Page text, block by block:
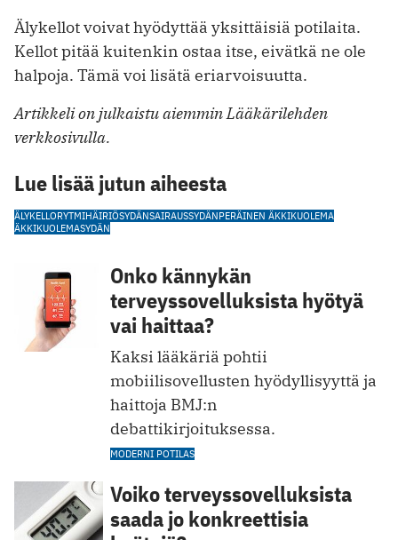
Älykellot voivat hyödyttää yksittäisiä potilaita.
Kellot pitää kuitenkin ostaa itse, eivätkä ne ole
halpoja. Tämä voi lisätä eriarvoisuutta.
Artikkeli on julkaistu aiemmin Lääkärilehden
verkkosivulla.
Lue lisää jutun aiheesta
ÄLYKELLORYTMIHÄIRIÖSYDÄNSAIRAUSSYDÄNPERÄINEN ÄKKIKUOLEMA
ÄKKIKUOLEMASYDÄN
Onko kännykän
terveyssovelluksista hyötyä
vai haittaa?
Kaksi lääkäriä pohtii
mobiilisovellusten hyödyllisyyttä ja
haittoja BMJ:n
debattikirjoituksessa.
MODERNI POTILAS
Voiko terveyssovelluksista
saada jo konkreettisia